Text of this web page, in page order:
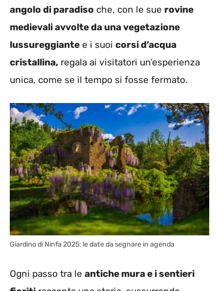
angolo di paradiso che, con le sue rovine
medievali avvolte da una vegetazione
lussureggiante e i suoi corsi d’acqua
cristallina, regala ai visitatori un’esperienza
unica, come se il tempo si fosse fermato.
Giardino di Ninfa 2025: le date da segnare in agenda
Ogni passo tra le antiche mura e i sentieri